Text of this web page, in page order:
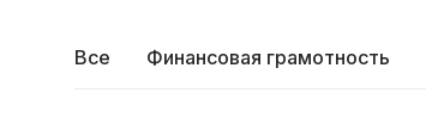
Все Финансовая грамотность